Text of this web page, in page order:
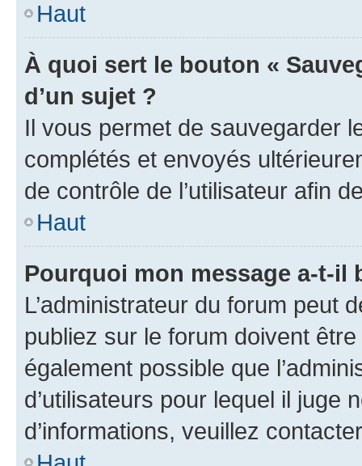
Haut
À quoi sert le bouton «
d’un sujet ?
Il vous permet de sauvegarder
complétés et envoyés
de contrôle de l’utilisateur afin
Haut
Pourquoi mon message a-t-il
L’administrateur du forum peut
publiez sur le forum doivent
également possible que
d’utilisateurs pour lequel il juge
d’informations, veuillez